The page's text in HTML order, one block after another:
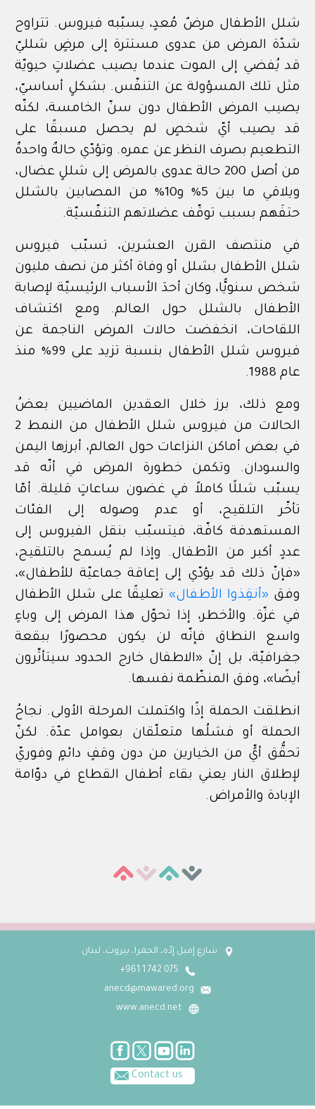
شلل الأطفال مرضٌ مُعدٍ، يسبّبه فيروس. تتراوح
شدّة المرض من عدوى مستترة إلى مرضٍ شلليّ
قد يُفضي إلى الموت عندما يصيب عضلاتٍ حيويّة
مثل تلك المسؤولة عن التنفّس. بشكلٍ أساسيّ،
يصيب المرض الأطفال دون سنّ الخامسة، لكنّه
قد يصيب أيّ شخصٍ لم يحصل مسبقًا على
التطعيم بصرف النظر عن عمره. وتؤدّي حالةٌ واحدةٌ
من أصل 200 حالة عدوى بالمرض إلى شللٍ عضال،
ويلاقي ما بين 5% و10% من المصابين بالشلل
حتفَهم بسبب توقّف عضلاتهم التنفّسيّة.
في منتصف القرن العشرين، تسبّب فيروس
شلل الأطفال بشلل أو وفاة أكثر من نصف مليون
شخص سنويًّا، وكان أحدَ الأسباب الرئيسيّة لإصابة
الأطفال بالشلل حول العالم. ومع اكتشاف
اللقاحات، انخفضت حالات المرض الناجمة عن
فيروس شلل الأطفال بنسبة تزيد على 99% منذ
عام 1988.
ومع ذلك، برز خلال العقدين الماضيين بعضُ
الحالات من فيروس شلل الأطفال من النمط 2
في بعض أماكن النزاعات حول العالم، أبرزها اليمن
والسودان. وتكمن خطورة المرض في أنّه قد
يسبّب شللًا كاملاً في غضون ساعاتٍ قليلة. أمّا
تأخّر التلقيح، أو عدم وصوله إلى الفئات
المستهدفة كافّة، فيتسبّب بنقل الفيروس إلى
عددٍ أكبر من الأطفال. وإذا لم يُسمح بالتلقيح،
«فإنّ ذلك قد يؤدّي إلى إعاقة جماعيّة للأطفال»،
وفق «أنقِذوا الأطفال» تعليقًا على شلل الأطفال
في غزّة. والأخطر، إذا تحوّل هذا المرض إلى وباءٍ
واسع النطاق فإنّه لن يكون محصورًا ببقعة
جغرافيّة، بل إنّ «الاطفال خارج الحدود سيتأثّرون
أيضًا»، وفق المنظّمة نفسها.
انطلقت الحملة إذًا واكتملت المرحلة الأولى. نجاحُ
الحملة أو فشلُها متعلّقان بعوامل عدّة. لكنّ
تحقُّق أيٍّ من الخيارين من دون وقفٍ دائمٍ وفوريّ
لإطلاق النار يعني بقاء أطفال القطاع في دوّامة
الإبادة والأمراض.
شارع إميل إدّه، الحمرا، بيروت، لبنان
075 742 1 961+
anecd@mawared.org
www.anecd.net
Contact us